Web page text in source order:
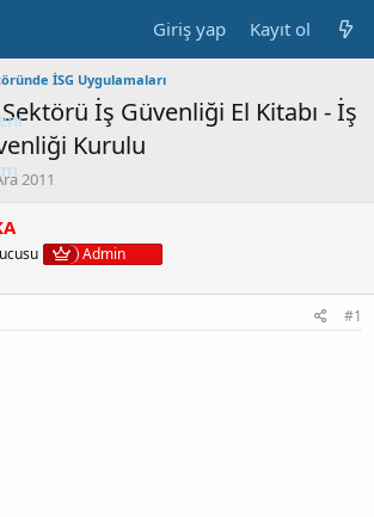
Giriş yap Kayıt ol
İSG Uygulamaları
Sektörü İş Güvenliği El Kitabı - İş
Kurulu
2011
Admin
#1